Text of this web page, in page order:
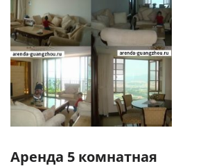
Аренда 5 комнатная